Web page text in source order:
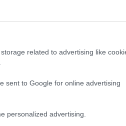
related to advertising like
sent to Google for online advertising
personalized advertising.
τα ακίνητα που
προδιαγραφές που
χώροι κύριας χρήσης, να
καθίσταται η ασφάλιση
ανιχνευτών
εγκαταστάτη. Επίσης, το
ανάγκης, πιστοποιητικά
ανάγκης.